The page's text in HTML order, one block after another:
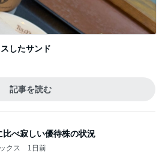
したサンド
記事を読む
比べ寂しい優待株の状況
クス 1日前